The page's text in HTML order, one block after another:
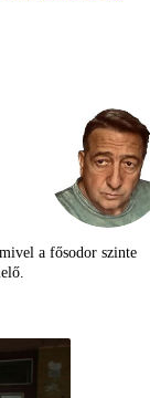
a fősodor szinte